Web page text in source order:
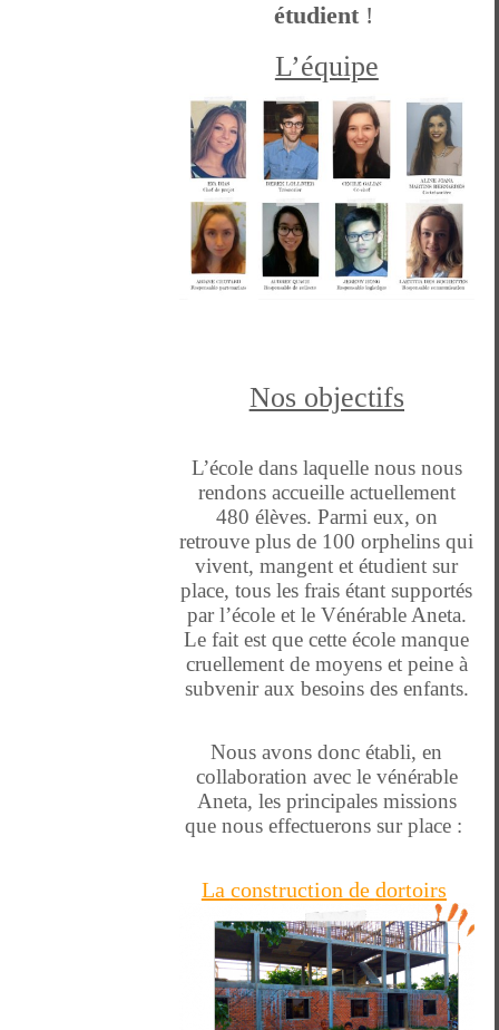
étudient!
L’équipe
Nos objectifs
L’école dans laquelle nous nous
rendons accueille actuellement
480 élèves. Parmi eux, on
retrouve plus de 100 orphelins qui
vivent, mangent et étudient sur
place, tous les frais étant supportés
par l’école et le Vénérable Aneta.
Le fait est que cette école manque
cruellement de moyens et peine à
subvenir aux besoins des enfants.
Nous avons donc établi, en
collaboration avec le vénérable
Aneta, les principales missions
que nous effectuerons sur place :
La construction de dortoirs